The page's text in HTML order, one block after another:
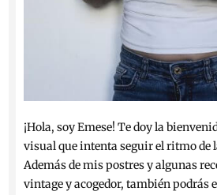
¡Hola, soy Emese! Te doy la
visual que intenta seguir el ritmo de
Además de mis postres y algunas
vintage y acogedor, también podrás